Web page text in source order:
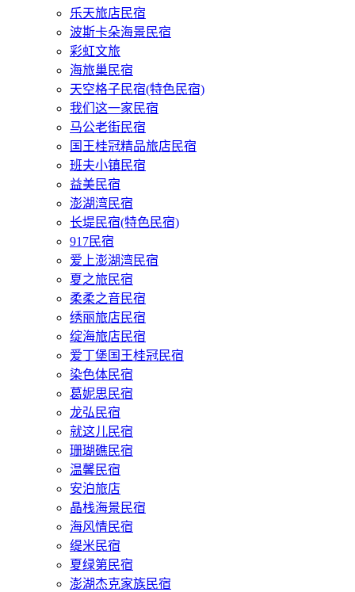
乐天旅店民宿
波斯卡朵海景民宿
彩虹文旅
海旅巢民宿
天空格子民宿(特色民宿)
我们这一家民宿
马公老街民宿
国王桂冠精品旅店民宿
班夫小镇民宿
益美民宿
澎湖湾民宿
长堤民宿(特色民宿)
917民宿
爱上澎湖湾民宿
夏之旅民宿
柔柔之音民宿
绣丽旅店民宿
绽海旅店民宿
爱丁堡国王桂冠民宿
染色体民宿
葛妮思民宿
龙弘民宿
就这儿民宿
珊瑚礁民宿
温馨民宿
安泊旅店
晶栈海景民宿
海风情民宿
缇米民宿
夏绿第民宿
澎湖杰克家族民宿